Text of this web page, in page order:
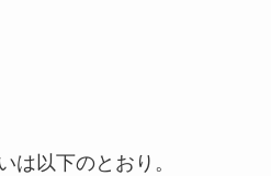
は以下のとおり。